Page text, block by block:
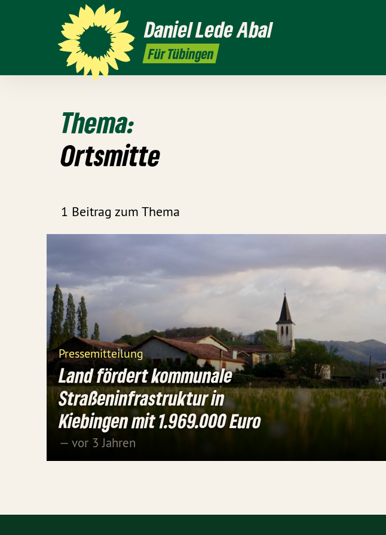
DanielLede Abal
Für Tübingen
Thema:
Ortsmitte
1 Beitrag zum Thema
Pressemitteilung
Land fördert kommunale
Straßeninfrastruktur in
Kiebingen mit 1.969.000 Euro
— vor 3 Jahren